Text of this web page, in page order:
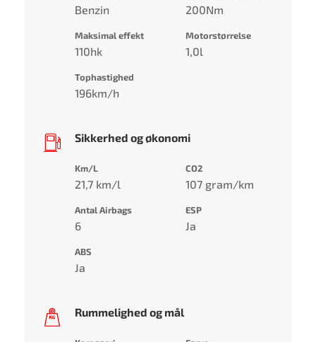
Benzin 200Nm
Maksimal effekt
110hk
Motorstørrelse
1,0l
Tophastighed
196km/h
Sikkerhed og økonomi
Km/L
21,7 km/l
CO2
107 gram/km
Antal Airbags
6
ESP
Ja
ABS
Ja
Rummelighed og mål